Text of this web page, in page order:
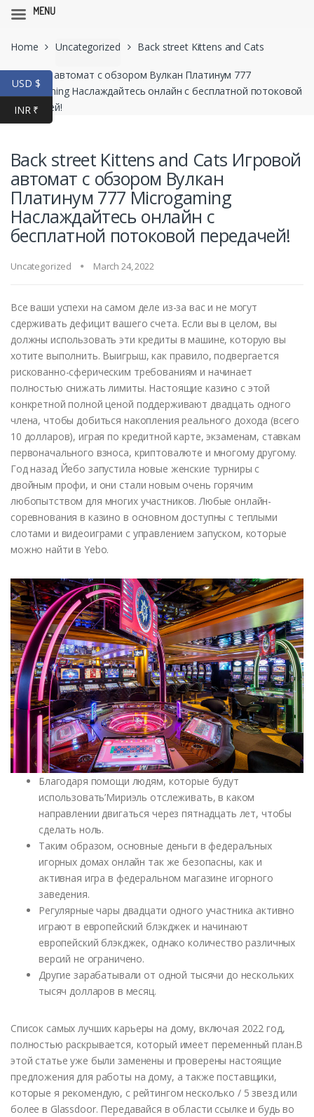
navigation
content
Home Uncategorized Back street Kittens and Cats
Игровой автомат с обзором Вулкан Платинум 777
Microgaming Наслаждайтесь онлайн с бесплатной потоковой
передачей!
Back street Kittens and Cats Игровой
автомат с обзором Вулкан
Платинум 777 Microgaming
Наслаждайтесь онлайн с
бесплатной потоковой передачей!
Uncategorized March 24, 2022
Все ваши успехи на самом деле из-за вас и не могут
сдерживать дефицит вашего счета. Если вы в целом, вы
должны использовать эти кредиты в машине, которую вы
хотите выполнить. Выигрыш, как правило, подвергается
рискованно-сферическим требованиям и начинает
полностью снижать лимиты. Настоящие казино с этой
конкретной полной ценой поддерживают двадцать одного
члена, чтобы добиться накопления реального дохода (всего
10 долларов), играя по кредитной карте, экзаменам, ставкам
первоначального взноса, криптовалюте и многому другому.
Год назад Йебо запустила новые женские турниры с
двойным профи, и они стали новым очень горячим
любопытством для многих участников. Любые онлайн-
соревнования в казино в основном доступны с теплыми
слотами и видеоиграми с управлением запуском, которые
можно найти в Yebo.
Благодаря помощи людям, которые будут
использовать’Мириэль отслеживать, в каком
направлении двигаться через пятнадцать лет, чтобы
сделать ноль.
Таким образом, основные деньги в федеральных
игорных домах онлайн так же безопасны, как и
активная игра в федеральном магазине игорного
заведения.
Регулярные чары двадцати одного участника активно
играют в европейский блэкджек и начинают
европейский блэкджек, однако количество различных
версий не ограничено.
Другие зарабатывали от одной тысячи до нескольких
тысяч долларов в месяц.
Список самых лучших карьеры на дому, включая 2022 год,
полностью раскрывается, который имеет переменный план.В
этой статье уже были заменены и проверены настоящие
предложения для работы на дому, а также поставщики,
которые я рекомендую, с рейтингом несколько / 5 звезд или
более в Glassdoor. Передавайся в области ссылке и будь во
USD $
INR ₹
MENU